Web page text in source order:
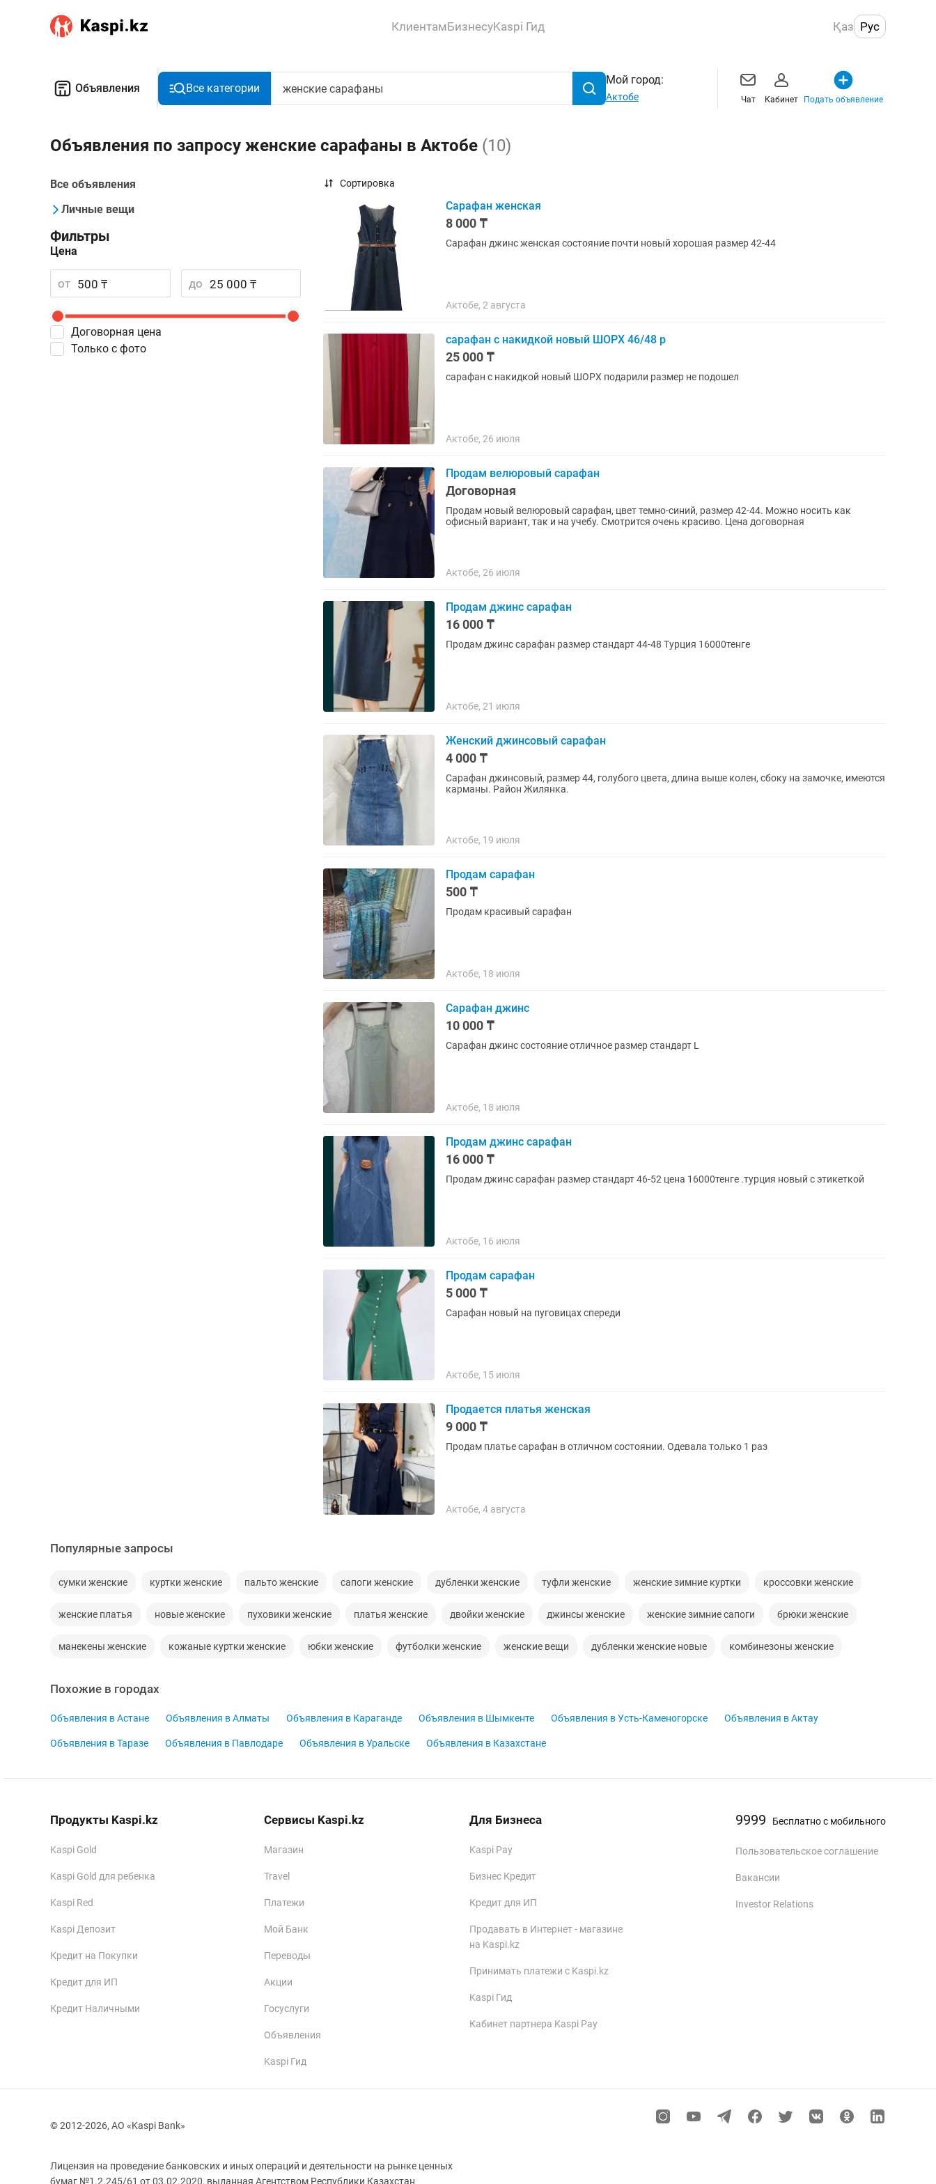
КлиентамБизнесуKaspi Гид Қаз Рус
Объявления Все категории
Мой город:
Актобе Чат Кабинет Подать объявление
Объявления по запросу женские сарафаны в Актобе (10)
Все объявления
Личные вещи
Фильтры
Цена
от до
Договорная цена
Только с фото
Сортировка
Сарафан женская
8 000 ₸
Сарафан джинс женская состояние почти новый хорошая размер 42-44
Актобе, 2 августа
сарафан с накидкой новый ШОРХ 46/48 р
25 000 ₸
сарафан с накидкой новый ШОРХ подарили размер не подошел
Актобе, 26 июля
Продам велюровый сарафан
Договорная
Продам новый велюровый сарафан, цвет темно-синий, размер 42-44. Можно носить как
офисный вариант, так и на учебу. Смотрится очень красиво. Цена договорная
Актобе, 26 июля
Продам джинс сарафан
16 000 ₸
Продам джинс сарафан размер стандарт 44-48 Турция 16000тенге
Актобе, 21 июля
Женский джинсовый сарафан
4 000 ₸
Сарафан джинсовый, размер 44, голубого цвета, длина выше колен, сбоку на замочке, имеются
карманы. Район Жилянка.
Актобе, 19 июля
Продам сарафан
500 ₸
Продам красивый сарафан
Актобе, 18 июля
Сарафан джинс
10 000 ₸
Сарафан джинс состояние отличное размер стандарт L
Актобе, 18 июля
Продам джинс сарафан
16 000 ₸
Продам джинс сарафан размер стандарт 46-52 цена 16000тенге .турция новый с этикеткой
Актобе, 16 июля
Продам сарафан
5 000 ₸
Сарафан новый на пуговицах спереди
Актобе, 15 июля
Продается платья женская
9 000 ₸
Продам платье сарафан в отличном состоянии. Одевала только 1 раз
Актобе, 4 августа
Популярные запросы
сумки женские куртки женские пальто женские сапоги женские дубленки женские туфли женские женские зимние куртки кроссовки женские
женские платья новые женские пуховики женские платья женские двойки женские джинсы женские женские зимние сапоги брюки женские
манекены женские кожаные куртки женские юбки женские футболки женские женские вещи дубленки женские новые комбинезоны женские
Похожие в городах
Объявления в Астане Объявления в Алматы Объявления в Караганде Объявления в Шымкенте Объявления в Усть-Каменогорске Объявления в Актау
Объявления в Таразе Объявления в Павлодаре Объявления в Уральске Объявления в Казахстане
Продукты Kaspi.kz
Kaspi Gold
Kaspi Gold для ребенка
Kaspi Red
Kaspi Депозит
Кредит на Покупки
Кредит для ИП
Кредит Наличными
Сервисы Kaspi.kz
Магазин
Travel
Платежи
Мой Банк
Переводы
Акции
Госуслуги
Объявления
Kaspi Гид
Для Бизнеса
Kaspi Pay
Бизнес Кредит
Кредит для ИП
Продавать в Интернет - магазине
на Kaspi.kz
Принимать платежи с Kaspi.kz
Kaspi Гид
Кабинет партнера Kaspi Pay
9999 Бесплатно с мобильного
Пользовательское соглашение
Вакансии
Investor Relations
© 2012-2026, АО «Kaspi Bank»
Лицензия на проведение банковских и иных операций и деятельности на рынке ценных
бумаг №1.2.245/61 от 03.02.2020, выданная Агентством Республики Казахстан